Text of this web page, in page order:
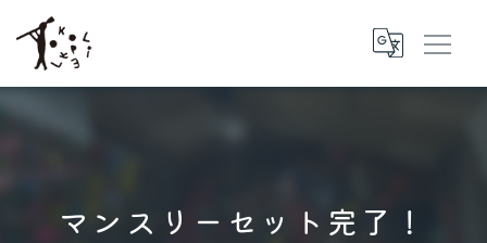
マンスリーセット完了！